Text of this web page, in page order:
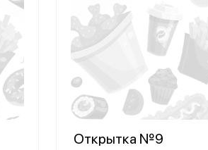
Открытка №9